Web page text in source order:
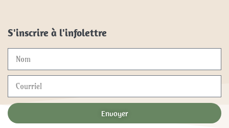
S'inscrire à l'infolettre
Envoyer